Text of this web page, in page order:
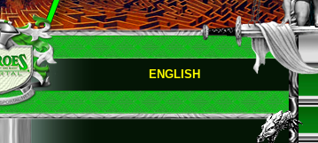
ENGLISH